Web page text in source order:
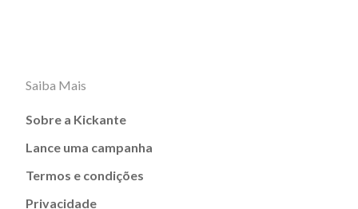
Saiba Mais
Sobre a Kickante
Lance uma campanha
Termos e condições
Privacidade